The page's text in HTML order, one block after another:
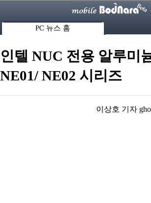
PC 뉴스 홈
인텔 NUC 전용 알루미
NE01/ NE02 시리즈
이상호 기자